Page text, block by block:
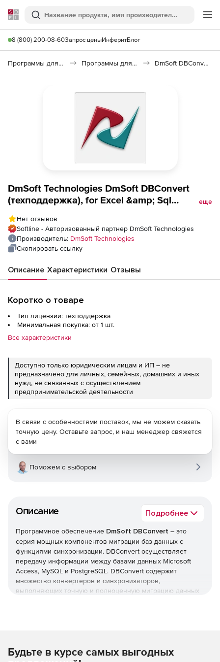
Softline
Поиск
8 (800) 200-08-60Запрос ценыИнферитБлог
Программы для программирования Программы для работы с базами данных DmSoft DBConvert
DmSoft Technologies DmSoft DBConvert
(техподдержка), for Excel &amp; Sql
еще
Нет отзывов
Softline - Авторизованный партнер DmSoft Technologies
Производитель: DmSoft Technologies
Скопировать ссылку
Описание Характеристики Отзывы
Коротко о товаре
Тип лицензии: техподдержка
Минимальная покупка: от 1 шт.
Все характеристики
Доступно только юридическим лицам и ИП – не
предназначено для личных, семейных, домашних и иных
нужд, не связанных с осуществлением
предпринимательской деятельности
Описание Подробнее
Программное обеспечение DmSoft DBConvert – это
серия мощных компонентов миграции баз данных с
функциями синхронизации. DBConvert осуществляет
передачу информации между базами данных Microsoft
Access, MySQL и PostgreSQL. DBConvert содержит
множество конвертеров и синхронизаторов,
выполняющих точную и полноценную миграцию данных
миграции предназначены для конвертации базы данных
из одного формата в другой и для синхронизации данных
В связи с особенностями поставок, мы не можем сказать
точную цену. Оставьте запрос, и наш менеджер свяжется
с вами
Поможем с выбором
Будьте в курсе самых выгодных